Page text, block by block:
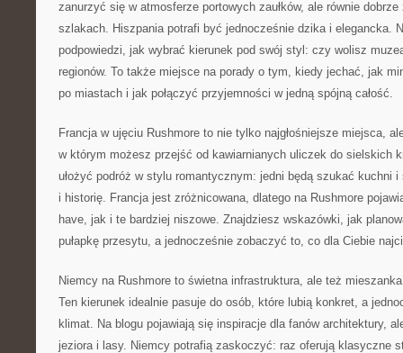
zanurzyć się w atmosferze portowych zaułków, ale równie
szlakach. Hiszpania potrafi być jednocześnie dzika i elegancka.
podpowiedzi, jak wybrać kierunek pod swój styl: czy wolisz
regionów. To także miejsce na porady o tym, kiedy jechać, jak
po miastach i jak połączyć przyjemności w jedną spójną całość.
Francja w ujęciu Rushmore to nie tylko najgłośniejsze miejsca,
w którym możesz przejść od kawiarnianych uliczek do sielskich
ułożyć podróż w stylu romantycznym: jedni będą szukać kuchni
i historię. Francja jest zróżnicowana, dlatego na Rushmore
have, jak i te bardziej niszowe. Znajdziesz wskazówki, jak
pułapkę przesytu, a jednocześnie zobaczyć to, co dla Ciebie
Niemcy na Rushmore to świetna infrastruktura, ale też
Ten kierunek idealnie pasuje do osób, które lubią konkret, a
klimat. Na blogu pojawiają się inspiracje dla fanów architektury,
jeziora i lasy. Niemcy potrafią zaskoczyć: raz oferują klasyczne